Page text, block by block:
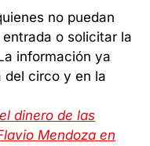
no puedan
o solicitar la
información ya
del circo y en la
dinero de las
Mendoza en